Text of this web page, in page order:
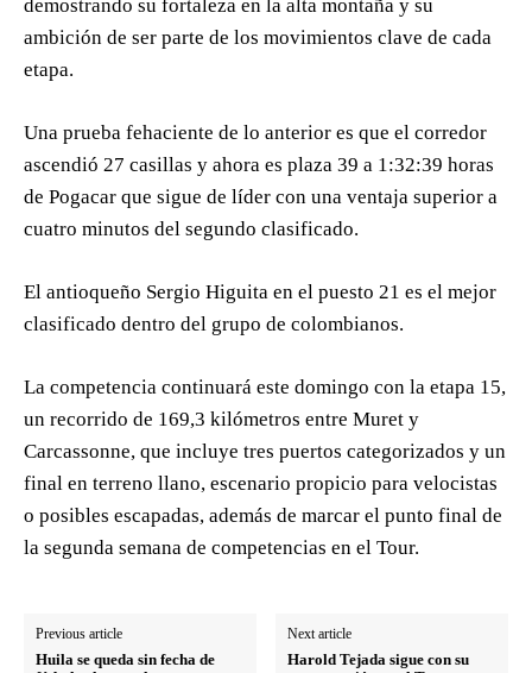
demostrando su fortaleza en la alta montaña y su
ambición de ser parte de los movimientos clave de cada
etapa.
Una prueba fehaciente de lo anterior es que el corredor
ascendió 27 casillas y ahora es plaza 39 a 1:32:39 horas
de Pogacar que sigue de líder con una ventaja superior a
cuatro minutos del segundo clasificado.
El antioqueño Sergio Higuita en el puesto 21 es el mejor
clasificado dentro del grupo de colombianos.
La competencia continuará este domingo con la etapa 15,
un recorrido de 169,3 kilómetros entre Muret y
Carcassonne, que incluye tres puertos categorizados y un
final en terreno llano, escenario propicio para velocistas
o posibles escapadas, además de marcar el punto final de
la segunda semana de competencias en el Tour.
Previous article
Huila se queda sin fecha de
Next article
Harold Tejada sigue con su